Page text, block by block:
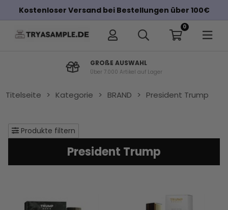
Kostenloser Versand bei Bestellungen über 100€
0
GROßE AUSWAHL
Über 7.000 Artikel auf Lager
Titelseite > Kategorie > BRAND > President Trump
Produkte filtern
President Trump